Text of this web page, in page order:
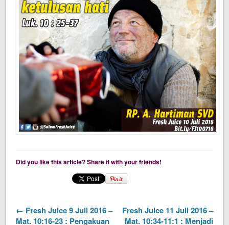
Did you like this article? Share it with your friends!
← Fresh Juice 9 Juli 2016 –
Mat. 10:16-23 : Pengakuan
Fresh Juice 11 Juli 2016 –
Mat. 10:34-11:1 : Menjadi